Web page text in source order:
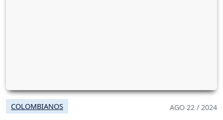
COLOMBIANOS AGO 22 / 2024